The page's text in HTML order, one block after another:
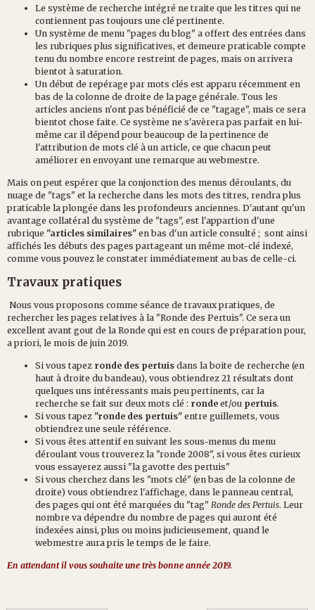
Le système de recherche intégré ne traite que les titres qui ne
contiennent pas toujours une clé pertinente.
Un système de menu "pages du blog" a offert des entrées dans
les rubriques plus significatives, et demeure praticable compte
tenu du nombre encore restreint de pages, mais on arrivera
bientot à saturation.
Un début de repérage par mots clés est apparu récemment en
bas de la colonne de droite de la page générale. Tous les
articles anciens n'ont pas bénéficié de ce "tagage", mais ce sera
bientot chose faite. Ce système ne s'avèrera pas parfait en lui-
même car il dépend pour beaucoup de la pertinence de
l'attribution de mots clé à un article, ce que chacun peut
améliorer en envoyant une remarque au webmestre.
Mais on peut espérer que la conjonction des menus déroulants, du
nuage de "tags" et la recherche dans les mots des titres, rendra plus
praticable la plongée dans les profondeurs anciennes. D'autant qu'un
avantage collatéral du système de "tags", est l'appartion d'une
rubrique "articles similaires" en bas d'un article consulté ; sont ainsi
affichés les débuts des pages partageant un même mot-clé indexé,
comme vous pouvez le constater immédiatement au bas de celle-ci.
Travaux pratiques
Nous vous proposons comme séance de travaux pratiques, de
rechercher les pages relatives à la "Ronde des Pertuis". Ce sera un
excellent avant gout de la Ronde qui est en cours de préparation pour,
a priori, le mois de juin 2019.
Si vous tapez ronde des pertuis dans la boite de recherche (en
haut à droite du bandeau), vous obtiendrez 21 résultats dont
quelques uns intéressants mais peu pertinents, car la
recherche se fait sur deux mots clé : ronde et/ou pertuis.
Si vous tapez "ronde des pertuis" entre guillemets, vous
obtiendrez une seule référence.
Si vous êtes attentif en suivant les sous-menus du menu
déroulant vous trouverez la "ronde 2008", si vous êtes curieux
vous essayerez aussi "la gavotte des pertuis"
Si vous cherchez dans les "mots clé" (en bas de la colonne de
droite) vous obtiendrez l'affichage, dans le panneau central,
des pages qui ont été marquées du "tag" Ronde des Pertuis. Leur
nombre va dépendre du nombre de pages qui auront été
indexées ainsi, plus ou moins judicieusement, quand le
webmestre aura pris le temps de le faire.
En attendant il vous souhaite une très bonne année 2019.